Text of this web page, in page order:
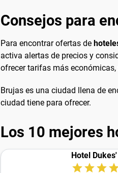
Consejos para
Para encontrar ofertas de
activa alertas de precios y
ofrecer tarifas más
Brujas es una ciudad llena de
ciudad tiene para ofrecer.
Los 10 mejores
Hotel